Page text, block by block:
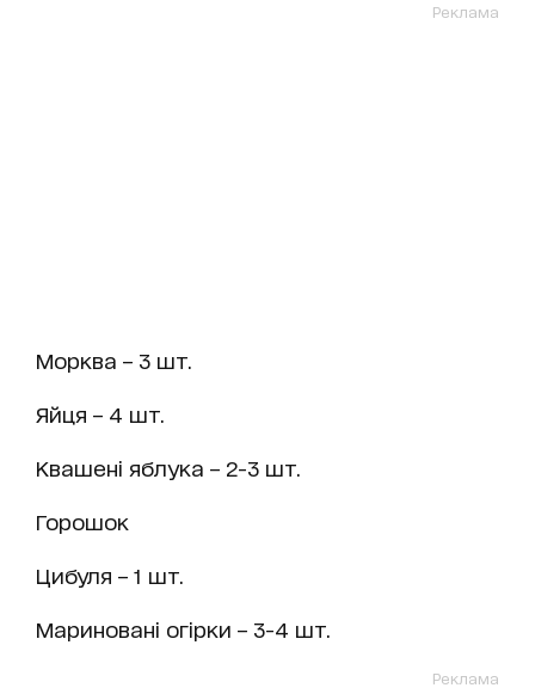
Реклама
Морква – 3 шт.
Яйця – 4 шт.
Квашені яблука – 2-3 шт.
Горошок
Цибуля – 1 шт.
Мариновані огірки – 3-4 шт.
Реклама